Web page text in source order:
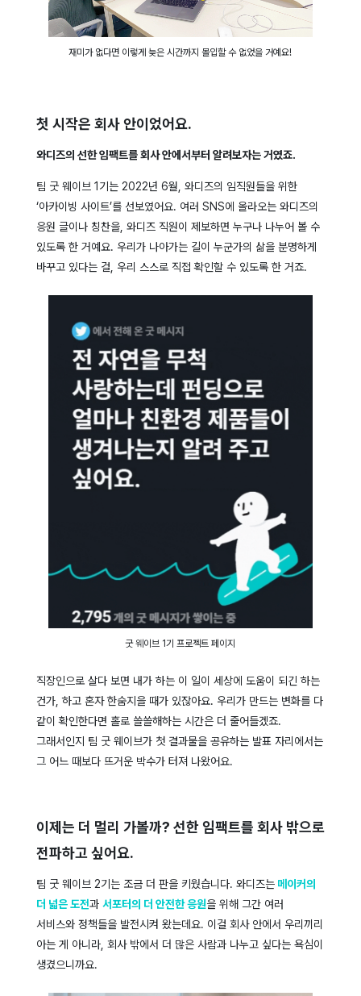
재미가 없다면 이렇게 늦은 시간까지 몰입할 수 없었을 거예요!
첫 시작은 회사 안이었어요.
와디즈의 선한 임팩트를 회사 안에서부터 알려보자는 거였죠.
팀 굿 웨이브 1기는 2022년 6월, 와디즈의 임직원들을 위한
‘아카이빙 사이트’를 선보였어요. 여러 SNS에 올라오는 와디즈의
응원 글이나 칭찬을, 와디즈 직원이 제보하면 누구나 나누어 볼 수
있도록 한 거예요. 우리가 나아가는 길이 누군가의 삶을 분명하게
바꾸고 있다는 걸, 우리 스스로 직접 확인할 수 있도록 한 거죠.
굿 웨이브 1기 프로젝트 페이지
직장인으로 살다 보면 내가 하는 이 일이 세상에 도움이 되긴 하는
건가, 하고 혼자 한숨지을 때가 있잖아요. 우리가 만드는 변화를 다
같이 확인한다면 홀로 쓸쓸해하는 시간은 더 줄어들겠죠.
그래서인지 팀 굿 웨이브가 첫 결과물을 공유하는 발표 자리에서는
그 어느 때보다 뜨거운 박수가 터져 나왔어요.
이제는 더 멀리 가볼까? 선한 임팩트를 회사 밖으로
전파하고 싶어요.
팀 굿 웨이브 2기는 조금 더 판을 키웠습니다. 와디즈는메이커의
더 넓은 도전과 서포터의 더 안전한 응원을 위해 그간 여러
서비스와 정책들을 발전시켜 왔는데요. 이걸 회사 안에서 우리끼리
아는 게 아니라, 회사 밖에서 더 많은 사람과 나누고 싶다는 욕심이
생겼으니까요.